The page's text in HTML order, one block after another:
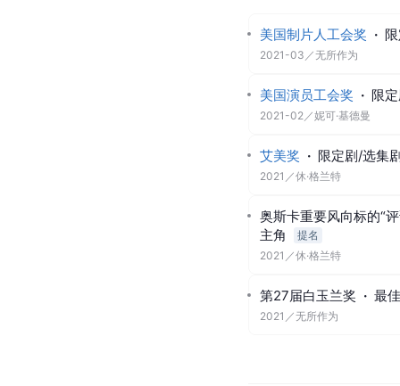
美国制片人工会奖 ·
2021-03 ／无所作为
美国演员工会奖 · 限
2021-02 ／妮可·基德曼
艾美奖 · 限定剧/选集
2021 ／休·格兰特
奥斯卡重要风向标的“
主角
提名
2021 ／休·格兰特
第27届白玉兰奖 · 最
2021 ／无所作为